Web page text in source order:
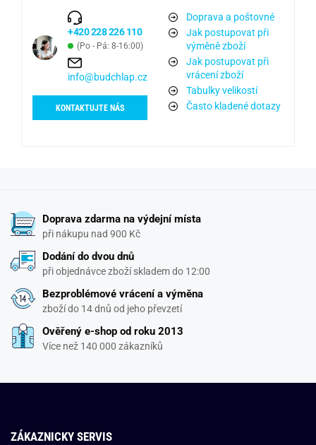
+420 228 226 110
(Po - Pá: 8-16:00)
info@budchlap.cz
KONTAKTUJTE NÁS
Doprava a poštovné
Jak postupovat při
výměně zboží
Jak postupovat při
vrácení zboží
Tabulky velikostí
Často kladené dotazy
Doprava zdarma na výdejní místa
při nákupu nad 900 Kč
Dodání do dvou dnů
při objednávce zboží skladem do 12:00
Bezproblémové vrácení a výměna
zboží do 14 dnů od jeho převzetí
Ověřený e-shop od roku 2013
Více než 140 000 zákazníků
ZÁKAZNICKY SERVIS